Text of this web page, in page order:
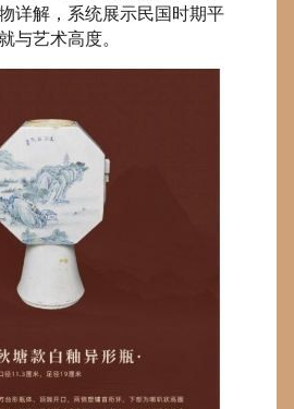
详解，系统展示民国时期平
与艺术高度。